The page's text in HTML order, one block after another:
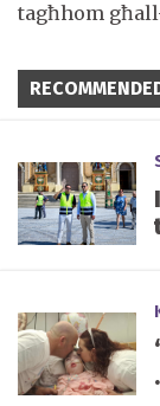
tagħhom